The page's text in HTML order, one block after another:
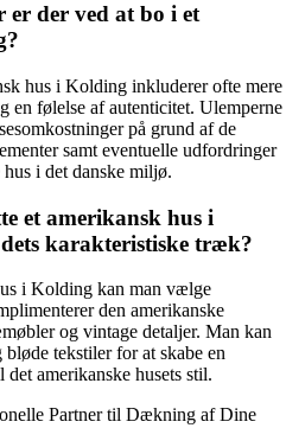
er der ved at bo i et
hus i Kolding inkluderer ofte mere
en følelse af autenticitet. Ulemperne
på grund af de
samt eventuelle udfordringer
i det danske miljø.
et amerikansk hus i
karakteristiske træk?
i Kolding kan man vælge
den amerikanske
og vintage detaljer. Man kan
tekstiler for at skabe en
amerikanske husets stil.
Partner til Dækning af Dine